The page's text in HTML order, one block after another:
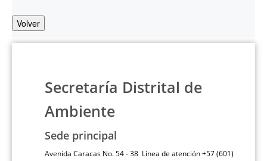
Volver
Secretaría Distrital de
Ambiente
Sede principal
Avenida Caracas No. 54 - 38 Línea de atención +57 (601)